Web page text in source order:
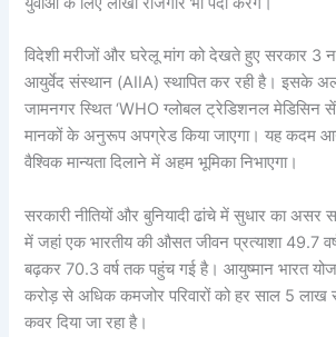
विदेशी मरीजों और घरेलू मांग को देखते हुए सरकार 3
आयुर्वेद संस्थान (AIIA) स्थापित कर रही है। इसके
जामनगर स्थित ‘WHO ग्लोबल ट्रेडिशनल मेडिसिन
मानकों के अनुरूप अपग्रेड किया जाएगा। यह कदम
वैश्विक मान्यता दिलाने में अहम भूमिका निभाएगा।
सरकारी नीतियों और बुनियादी ढांचे में सुधार का असर
में जहां एक भारतीय की औसत जीवन प्रत्याशा 49.7
बढ़कर 70.3 वर्ष तक पहुंच गई है। आयुष्मान भारत
करोड़ से अधिक कमजोर परिवारों को हर साल 5 लाख
कवर दिया जा रहा है।